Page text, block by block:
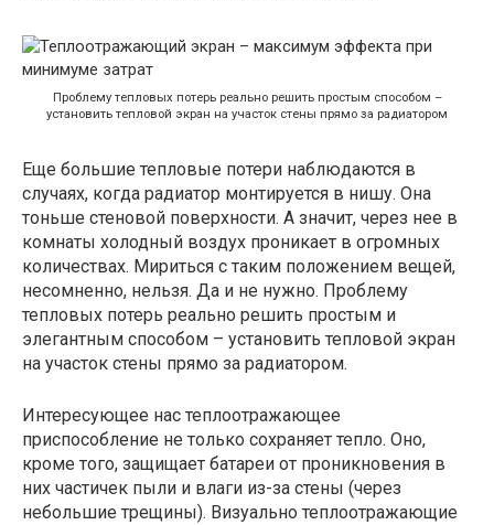
Проблему тепловых потерь реально решить простым способом –
установить тепловой экран на участок стены прямо за радиатором
Еще большие тепловые потери наблюдаются в
случаях, когда радиатор монтируется в нишу. Она
тоньше стеновой поверхности. А значит, через нее в
комнаты холодный воздух проникает в огромных
количествах. Мириться с таким положением вещей,
несомненно, нельзя. Да и не нужно. Проблему
тепловых потерь реально решить простым и
элегантным способом – установить тепловой экран
на участок стены прямо за радиатором.
Интересующее нас теплоотражающее
приспособление не только сохраняет тепло. Оно,
кроме того, защищает батареи от проникновения в
них частичек пыли и влаги из-за стены (через
небольшие трещины). Визуально теплоотражающие